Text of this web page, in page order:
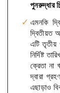
পুনরুদ্ধার
এমনকি
দ্বিতীয়ত
এটি তৃতীয়
নির্দিষ্ট
ক্রেতা না
দ্বারা
এছাড়াও